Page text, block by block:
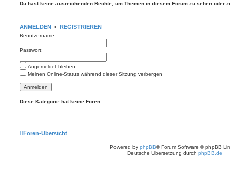
Du hast keine ausreichenden Rechte, um Themen in diesem Forum zu sehen oder
ANMELDEN • REGISTRIEREN
Benutzername:
Passwort:
Angemeldet bleiben
Meinen Online-Status während dieser Sitzung verbergen
Diese Kategorie hat keine Foren.
Foren-Übersicht
Powered by phpBB® Forum Software © phpBB
Deutsche Übersetzung durch phpBB.de